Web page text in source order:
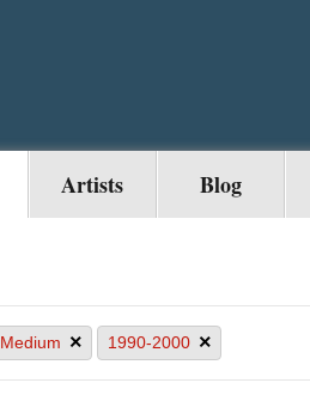
Artists Blog
Medium × 1990-2000 ×